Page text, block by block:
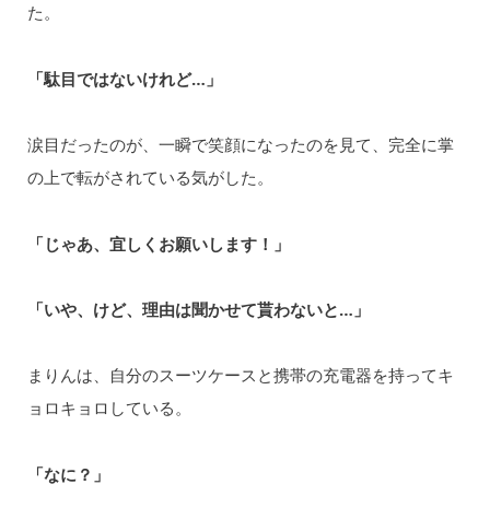
た。
「駄目ではないけれど…」
涙目だったのが、一瞬で笑顔になったのを見て、完全に掌
の上で転がされている気がした。
「じゃあ、宜しくお願いします！」
「いや、けど、理由は聞かせて貰わないと…」
まりんは、自分のスーツケースと携帯の充電器を持ってキ
ョロキョロしている。
「なに？」